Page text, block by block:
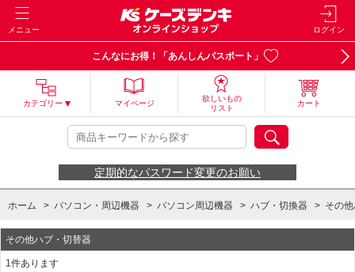
メニュー ログイン
こんなにお得！「あんしんパスポート」
カテゴリー マイページ
欲しいもの
リスト
カート
定期的なパスワード変更のお願い
ホーム > パソコン・周辺機器 > パソコン周辺機器 > ハブ・切換器 > その
その他ハブ・切替器
1件あります